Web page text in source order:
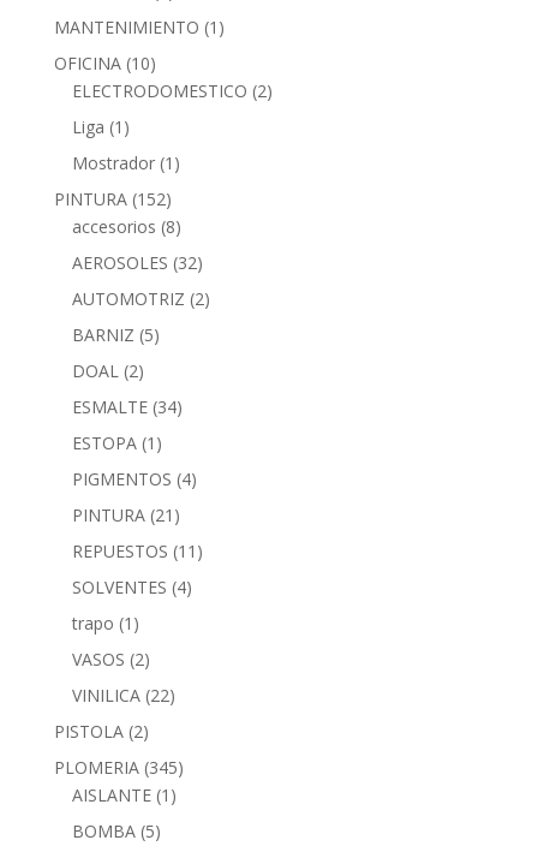
MANTENIMIENTO (1)
OFICINA (10)
ELECTRODOMESTICO (2)
Liga (1)
Mostrador (1)
PINTURA (152)
accesorios (8)
AEROSOLES (32)
AUTOMOTRIZ (2)
BARNIZ (5)
DOAL (2)
ESMALTE (34)
ESTOPA (1)
PIGMENTOS (4)
PINTURA (21)
REPUESTOS (11)
SOLVENTES (4)
trapo (1)
VASOS (2)
VINILICA (22)
PISTOLA (2)
PLOMERIA (345)
AISLANTE (1)
BOMBA (5)